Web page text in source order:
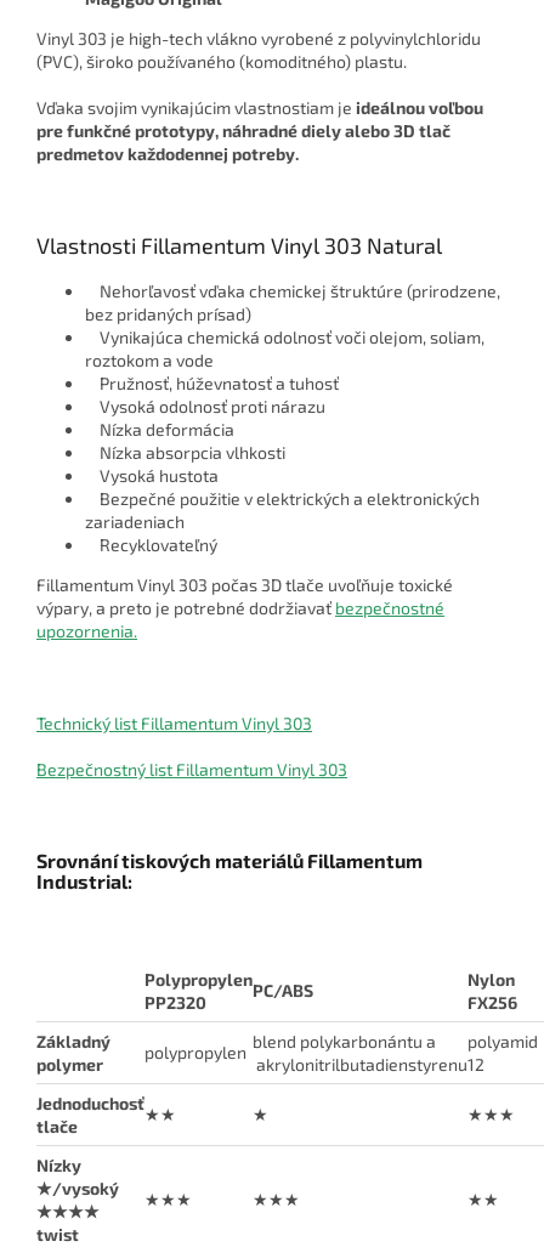
Vinyl 303 je high-tech vlákno vyrobené z polyvinylchloridu
(PVC), široko používaného (komoditného) plastu.
Vďaka svojim vynikajúcim vlastnostiam je ideálnou voľbou
pre funkčné prototypy, náhradné diely alebo 3D tlač
predmetov každodennej potreby.
Vlastnosti Fillamentum Vinyl 303 Natural
Nehorľavosť vďaka chemickej štruktúre (prirodzene,
bez pridaných prísad)
Vynikajúca chemická odolnosť voči olejom, soliam,
roztokom a vode
Pružnosť, húževnatosť a tuhosť
Vysoká odolnosť proti nárazu
Nízka deformácia
Nízka absorpcia vlhkosti
Vysoká hustota
Bezpečné použitie v elektrických a elektronických
zariadeniach
Recyklovateľný
Fillamentum Vinyl 303 počas 3D tlače uvoľňuje toxické
výpary, a preto je potrebné dodržiavať bezpečnostné
upozornenia.
Technický list Fillamentum Vinyl 303
Bezpečnostný list Fillamentum Vinyl 303
Srovnání tiskových materiálů Fillamentum
Industrial:
Polypropylen
PP2320
PC/ABS
Nylon
FX256
Základný
polymer
polypropylen
blend polykarbonántu a
akrylonitrilbutadienstyrenu
polyamid
12
Jednoduchosť
tlače
★★ ★ ★★★
Nízky
★/vysoký
★★★★
twist
★★★ ★★★ ★★